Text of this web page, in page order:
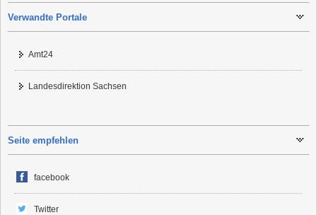
Verwandte Portale
Amt24
Landesdirektion Sachsen
Seite empfehlen
facebook
Twitter